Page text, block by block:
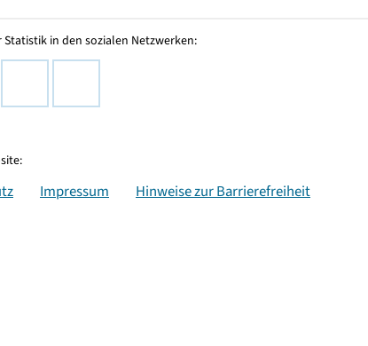
in den sozialen Netzwerken:
Impressum Hinweise zur Barrierefreiheit